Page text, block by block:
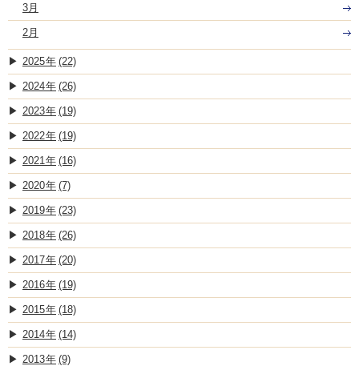
3月
2月
2025 (22)
2024 (26)
2023 (19)
2022 (19)
2021 (16)
2020 (7)
2019 (23)
2018 (26)
2017 (20)
2016 (19)
2015 (18)
2014 (14)
2013 (9)